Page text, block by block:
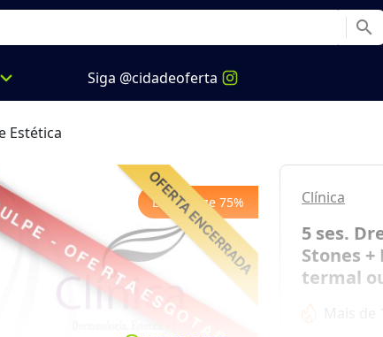
search
expand_more Siga @cidadeoferta
Estética
Economize 75% Clínica
5 ses.
Stones
termal